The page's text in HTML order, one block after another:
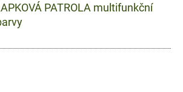
PATROLA multifunkční